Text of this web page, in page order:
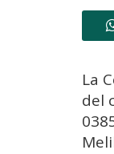
La
del